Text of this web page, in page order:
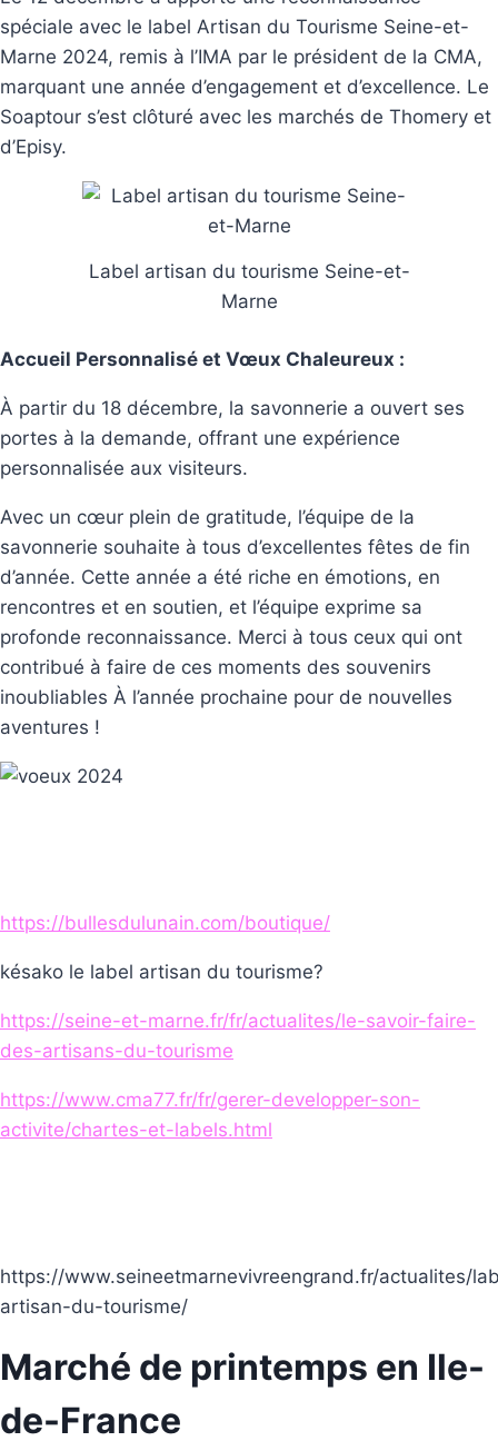
spéciale avec le label Artisan du Tourisme Seine-et-
Marne 2024, remis à l’IMA par le président de la CMA,
marquant une année d’engagement et d’excellence. Le
Soaptour s’est clôturé avec les marchés de Thomery et
d’Episy.
Label artisan du tourisme Seine-et-
Marne
Accueil Personnalisé et Vœux Chaleureux :
À partir du 18 décembre, la savonnerie a ouvert ses
portes à la demande, offrant une expérience
personnalisée aux visiteurs.
Avec un cœur plein de gratitude, l’équipe de la
savonnerie souhaite à tous d’excellentes fêtes de fin
d’année. Cette année a été riche en émotions, en
rencontres et en soutien, et l’équipe exprime sa
profonde reconnaissance. Merci à tous ceux qui ont
contribué à faire de ces moments des souvenirs
inoubliables À l’année prochaine pour de nouvelles
aventures !
https://bullesdulunain.com/boutique/
késako le label artisan du tourisme?
https://seine-et-marne.fr/fr/actualites/le-savoir-faire-
des-artisans-du-tourisme
https://www.cma77.fr/fr/gerer-developper-son-
activite/chartes-et-labels.html
https://www.seineetmarnevivreengrand.fr/actualites/
artisan-du-tourisme/
Marché de printemps en Ile-
de-France